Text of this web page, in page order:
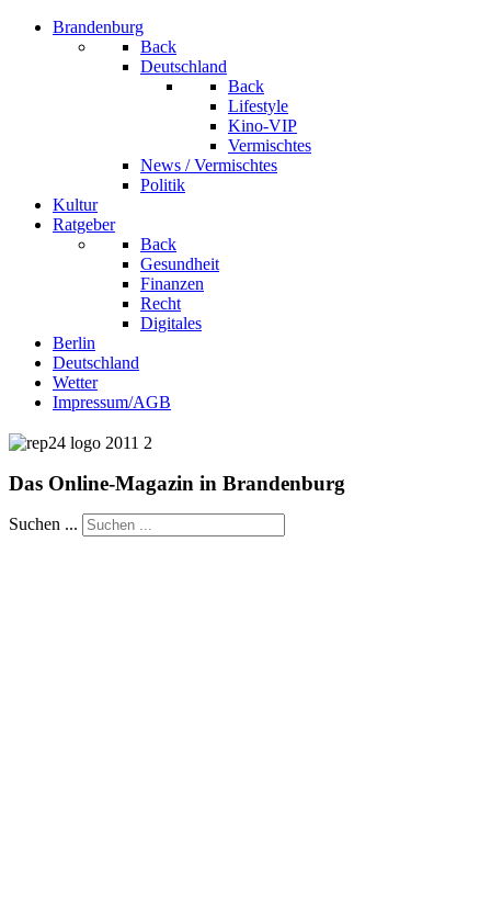
Brandenburg
Back
Deutschland
Back
Lifestyle
Kino-VIP
Vermischtes
News / Vermischtes
Politik
Kultur
Ratgeber
Back
Gesundheit
Finanzen
Recht
Digitales
Berlin
Deutschland
Wetter
Impressum/AGB
Das Online-Magazin in Brandenburg
Suchen ...